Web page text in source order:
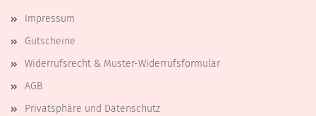
Impressum
Gutscheine
Widerrufsrecht & Muster-Widerrufsformular
AGB
Privatsphäre und Datenschutz